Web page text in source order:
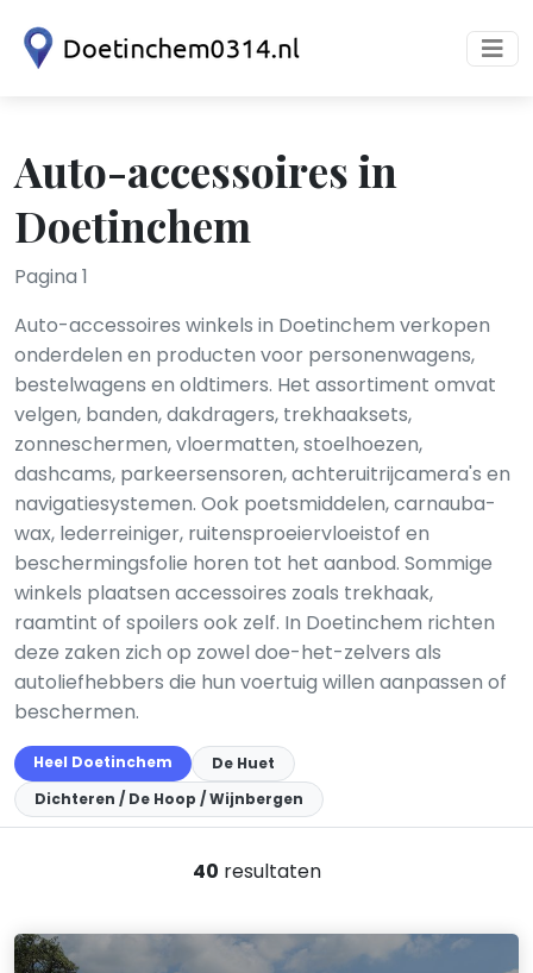
Auto-accessoires in
Doetinchem
Pagina 1
Auto-accessoires winkels in Doetinchem verkopen
onderdelen en producten voor personenwagens,
bestelwagens en oldtimers. Het assortiment omvat
velgen, banden, dakdragers, trekhaaksets,
zonneschermen, vloermatten, stoelhoezen,
dashcams, parkeersensoren, achteruitrijcamera's en
navigatiesystemen. Ook poetsmiddelen, carnauba-
wax, lederreiniger, ruitensproeiervloeistof en
beschermingsfolie horen tot het aanbod. Sommige
winkels plaatsen accessoires zoals trekhaak,
raamtint of spoilers ook zelf. In Doetinchem richten
deze zaken zich op zowel doe-het-zelvers als
autoliefhebbers die hun voertuig willen aanpassen of
beschermen.
Heel Doetinchem
De Huet
Dichteren / De Hoop / Wijnbergen
40 resultaten